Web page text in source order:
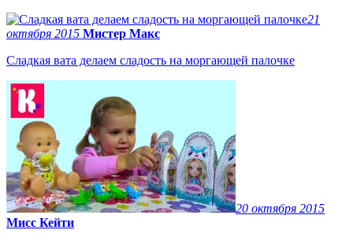
21
октября 2015 Мистер Макс
Сладкая вата делаем сладость на моргающей палочке
20 октября 2015
Мисс Кейти